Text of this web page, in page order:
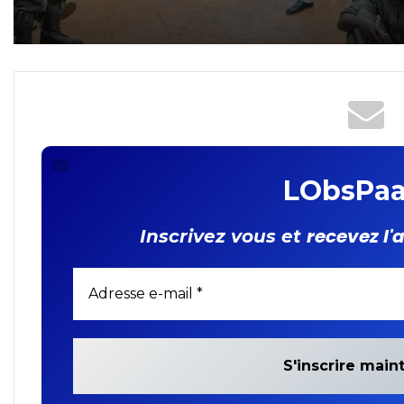
sur les valeurs
et patriotiques
Inscrivez vous et recevez